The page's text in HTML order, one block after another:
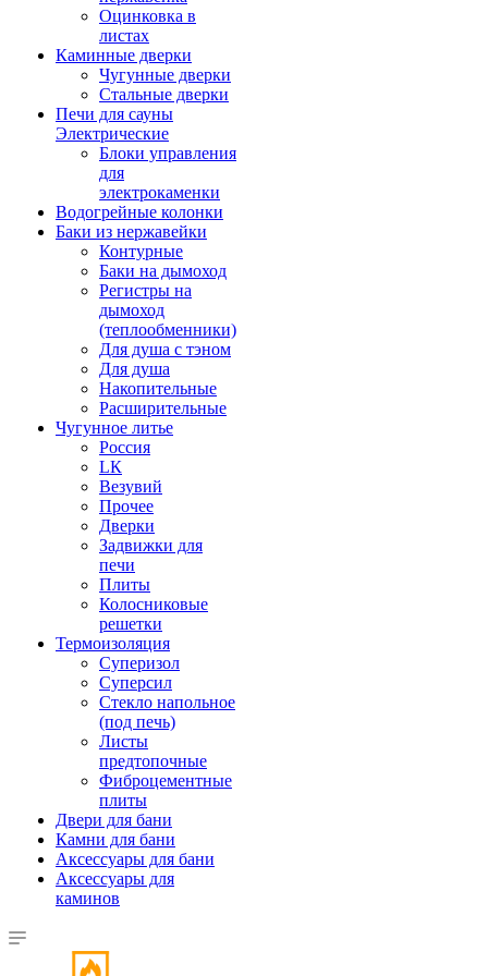
Оцинковка в
листах
Каминные дверки
Чугунные дверки
Стальные дверки
Печи для сауны
Электрические
Блоки управления
для
электрокаменки
Водогрейные колонки
Баки из нержавейки
Контурные
Баки на дымоход
Регистры на
дымоход
(теплообменники)
Для душа с тэном
Для душа
Накопительные
Расширительные
Чугунное литье
Россия
LК
Везувий
Прочее
Дверки
Задвижки для
печи
Плиты
Колосниковые
решетки
Термоизоляция
Суперизол
Суперсил
Стекло напольное
(под печь)
Листы
предтопочные
Фиброцементные
плиты
Двери для бани
Камни для бани
Аксессуары для бани
Аксессуары для
каминов